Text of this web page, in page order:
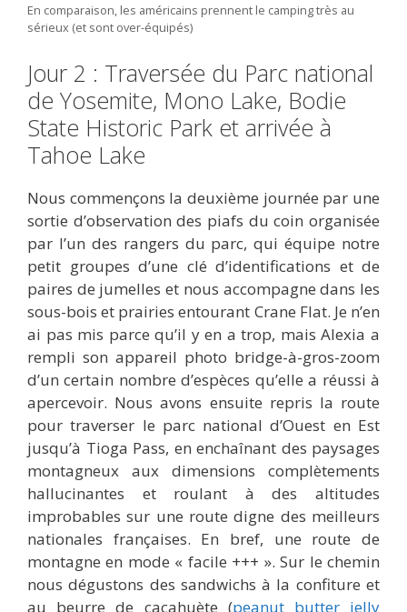
En comparaison, les américains prennent le camping très au
sérieux (et sont over-équipés)
Jour 2 : Traversée du Parc national
de Yosemite, Mono Lake, Bodie
State Historic Park et arrivée à
Tahoe Lake
Nous commençons la deuxième journée par une
sortie d’observation des piafs du coin organisée
par l’un des rangers du parc, qui équipe notre
petit groupes d’une clé d’identifications et de
paires de jumelles et nous accompagne dans les
sous-bois et prairies entourant Crane Flat. Je n’en
ai pas mis parce qu’il y en a trop, mais Alexia a
rempli son appareil photo bridge-à-gros-zoom
d’un certain nombre d’espèces qu’elle a réussi à
apercevoir. Nous avons ensuite repris la route
pour traverser le parc national d’Ouest en Est
jusqu’à Tioga Pass, en enchaînant des paysages
montagneux aux dimensions complètements
hallucinantes et roulant à des altitudes
improbables sur une route digne des meilleurs
nationales françaises. En bref, une route de
montagne en mode « facile +++ ». Sur le chemin
nous dégustons des sandwichs à la confiture et
au beurre de cacahuète (peanut butter jelly